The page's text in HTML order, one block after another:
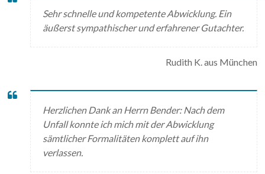
Sehr schnelle und kompetente Abwicklung. Ein
äußerst sympathischer und erfahrener Gutachter.
Rudith K. aus München
Herzlichen Dank an Herrn Bender: Nach dem
Unfall konnte ich mich mit der Abwicklung
sämtlicher Formalitäten komplett auf ihn
verlassen.